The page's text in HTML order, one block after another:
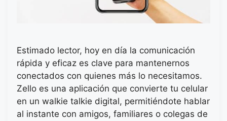
Estimado lector, hoy en día la comunicación
rápida y eficaz es clave para mantenernos
conectados con quienes más lo necesitamos.
Zello es una aplicación que convierte tu celular
en un walkie talkie digital, permitiéndote hablar
al instante con amigos, familiares o colegas de